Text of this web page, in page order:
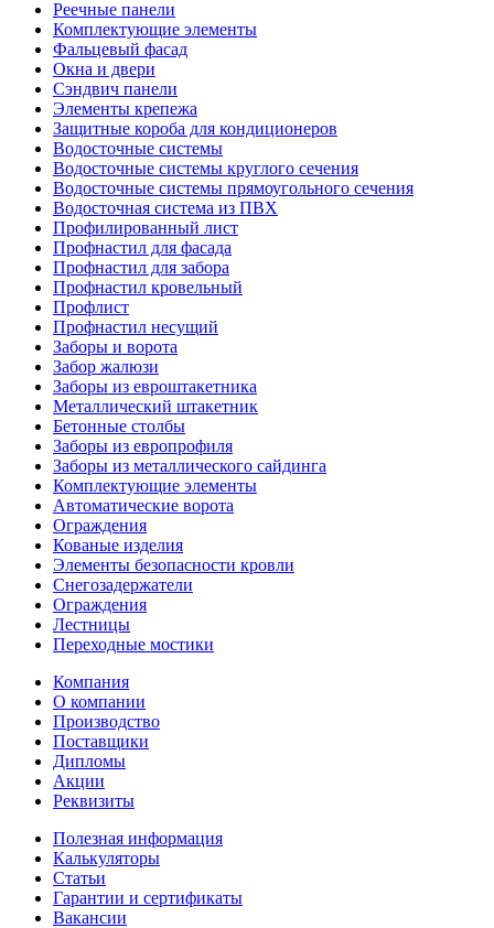
Реечные панели
Комплектующие элементы
Фальцевый фасад
Окна и двери
Сэндвич панели
Элементы крепежа
Защитные короба для кондиционеров
Водосточные системы
Водосточные системы круглого сечения
Водосточные системы прямоугольного сечения
Водосточная система из ПВХ
Профилированный лист
Профнастил для фасада
Профнастил для забора
Профнастил кровельный
Профлист
Профнастил несущий
Заборы и ворота
Забор жалюзи
Заборы из евроштакетника
Металлический штакетник
Бетонные столбы
Заборы из европрофиля
Заборы из металлического сайдинга
Комплектующие элементы
Автоматические ворота
Ограждения
Кованые изделия
Элементы безопасности кровли
Снегозадержатели
Ограждения
Лестницы
Переходные мостики
Компания
О компании
Производство
Поставщики
Дипломы
Акции
Реквизиты
Полезная информация
Калькуляторы
Статьи
Гарантии и сертификаты
Вакансии